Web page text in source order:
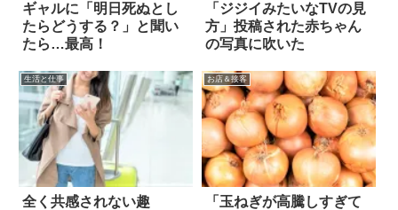
ギャルに「明日死ぬとし
たらどうする？」と聞い
たら…最高！
「ジジイみたいなTVの見
方」投稿された赤ちゃん
の写真に吹いた
生活と仕事
全く共感されない趣
お店＆接客
「玉ねぎが高騰しすぎて